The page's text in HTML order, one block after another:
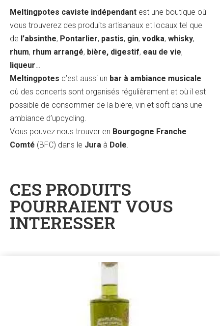
Meltingpotes caviste indépendant est une boutique où
vous trouverez des produits artisanaux et locaux tel que
de l’absinthe, Pontarlier, pastis, gin, vodka, whisky,
rhum, rhum arrangé, bière, digestif, eau de vie,
liqueur
Meltingpotes c’est aussi un bar à ambiance musicale
où des concerts sont organisés régulièrement et où il est
possible de consommer de la bière, vin et soft dans une
ambiance d’upcycling.
Vous pouvez nous trouver en Bourgogne Franche
Comté (BFC) dans le Jura à Dole
CES PRODUITS
POURRAIENT VOUS
INTERESSER